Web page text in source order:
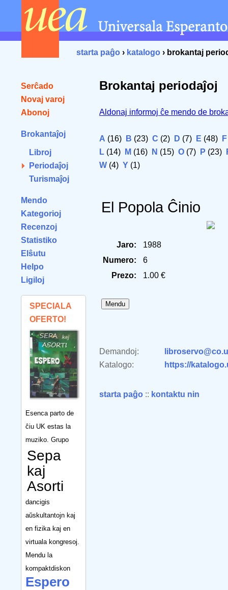
starta paĝo › katalogo › brokantaj
Serĉado
Novaj varoj
Abonoj
Brokantaĵoj
Libroj
Periodaĵoj
Turismaĵoj
Mendo
Kategorioj
Recenzoj
Statistiko
Elŝutu
Helpo
Ligiloj
SPECIALA
OFERTO!
Esenca parto de
ĉiu UK estas la
muziko. Grupo
Sepa
kaj
Asorti
dancigis
aŭskultantojn kaj
en fizika kaj en
virtuala kongresoj.
Mendu la
kompaktdiskon
Espero
Brokantaj periodaĵoj
Aldonaj informoj ĉe mendo de
A (16) B (23) C (2) D (7) E (48) F
L (14) M (16) N (15) O (7) P (23)
W (4) Y (1)
El Popola Ĉinio
Jaro:
1988
Numero:
6
Prezo:
1.00 €
Demandoj:
Katalogo:
https://
starta paĝo :: kontaktu nin